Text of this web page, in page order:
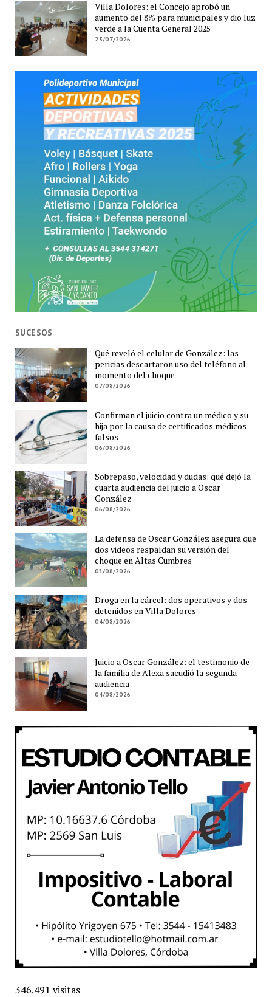
Villa Dolores: el Concejo aprobó un
aumento del 8% para municipales y dio luz
verde a la Cuenta General 2025
23/07/2026
SUCESOS
Qué reveló el celular de González: las
pericias descartaron uso del teléfono al
momento del choque
07/08/2026
Confirman el juicio contra un médico y su
hija por la causa de certificados médicos
falsos
06/08/2026
Sobrepaso, velocidad y dudas: qué dejó la
cuarta audiencia del juicio a Oscar
González
06/08/2026
La defensa de Oscar González asegura que
dos videos respaldan su versión del
choque en Altas Cumbres
05/08/2026
Droga en la cárcel: dos operativos y dos
detenidos en Villa Dolores
04/08/2026
Juicio a Oscar González: el testimonio de
la familia de Alexa sacudió la segunda
audiencia
04/08/2026
346.491 visitas